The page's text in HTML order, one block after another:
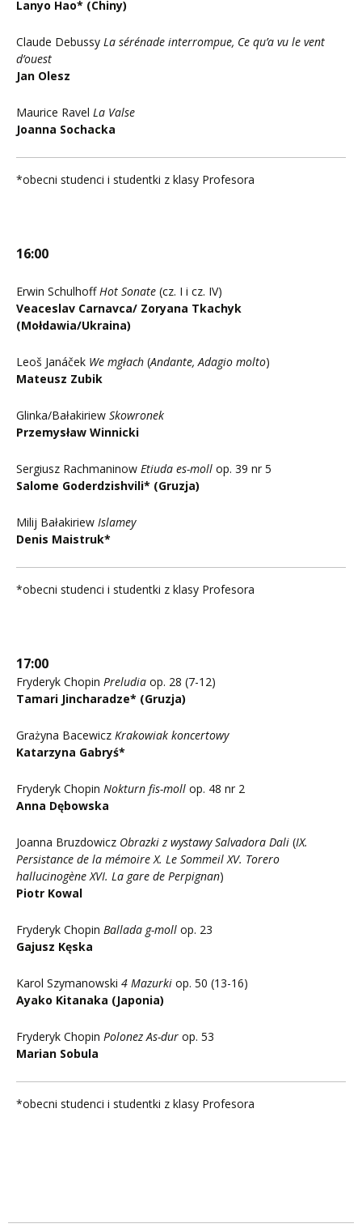
Lanyo Hao* (Chiny)
Claude Debussy La sérénade interrompue, Ce qu’a vu le vent
d’ouest
Jan Olesz
Maurice Ravel La Valse
Joanna Sochacka
*obecni studenci i studentki z klasy Profesora
16:00
Erwin SchulhoffHot Sonate (cz. I i cz. IV)
Veaceslav Carnavca/ Zoryana Tkachyk
(Mołdawia/Ukraina)
Leoš Janáček We mgłach (Andante, Adagio molto)
Mateusz Zubik
Glinka/Bałakiriew Skowronek
Przemysław Winnicki
Sergiusz Rachmaninow Etiuda es-moll op. 39 nr 5
Salome Goderdzishvili* (Gruzja)
Milij Bałakiriew Islamey
Denis Maistruk*
*obecni studenci i studentki z klasy Profesora
17:00
Fryderyk Chopin Preludia op. 28 (7-12)
Tamari Jincharadze* (Gruzja)
Grażyna Bacewicz Krakowiak koncertowy
Katarzyna Gabryś*
Fryderyk Chopin Nokturn fis-moll op. 48 nr 2
Anna Dębowska
Joanna Bruzdowicz Obrazki z wystawy Salvadora Dali (IX.
Persistance de la mémoire X. Le Sommeil XV. Torero
hallucinogène XVI. La gare de Perpignan)
Piotr Kowal
Fryderyk Chopin Ballada g-moll op. 23
Gajusz Kęska
Karol Szymanowski 4 Mazurki op. 50 (13-16)
Ayako Kitanaka (Japonia)
Fryderyk Chopin Polonez As-dur op. 53
Marian Sobula
*obecni studenci i studentki z klasy Profesora